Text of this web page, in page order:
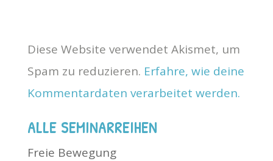
Diese Website verwendet Akismet, um
Spam zu reduzieren. Erfahre, wie deine
Kommentardaten verarbeitet werden.
ALLE SEMINARREIHEN
Freie Bewegung